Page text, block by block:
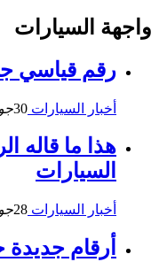
واجهة السيارات
رقم قياسي
أخبار السيارات 30
هذا ما قاله
السيارات
أخبار السيارات 28
أرقام جديدة